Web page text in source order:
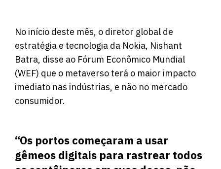
No início deste mês, o diretor global de
estratégia e tecnologia da Nokia, Nishant
Batra, disse ao Fórum Econômico Mundial
(WEF) que o metaverso terá o maior impacto
imediato nas indústrias, e não no mercado
consumidor.
“Os portos começaram a usar
gêmeos digitais para rastrear todos